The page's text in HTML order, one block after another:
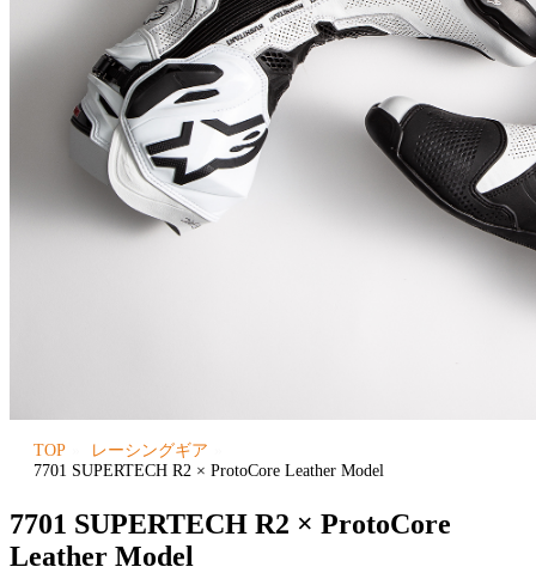
TOP
レーシングギア
7701 SUPERTECH R2 × ProtoCore Leather Model
7701 SUPERTECH R2 × ProtoCore
Leather Model